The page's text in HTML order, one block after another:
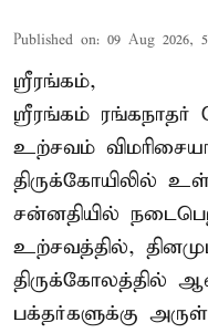
Published on: 09 Aug 2026,
ஸ்ரீரங்கம்,
ஸ்ரீரங்கம் ரங்கநாதர்
உற்சவம்
திருக்கோயிலில்
சன்னதியில்
உற்சவத்தில்,
திருக்கோலத்தில்
பக்தர்களுக்கு